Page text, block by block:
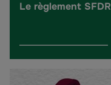
Le règlement SFDR